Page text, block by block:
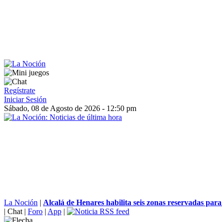
Regístrate
Iniciar Sesión
Sábado, 08 de Agosto de 2026 - 12:50 pm
La Noción | Alcalá de Henares habilita seis zonas reservadas
| Chat | Foro | App |